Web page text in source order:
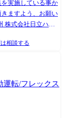
法やツールも積極
を実施している事か
ますよう、お願い
と権限を有してお
保証、市販後管理
強化する。 ・海外
成品質保証人材を
、取得したデータ
相談する
運転/フレックス